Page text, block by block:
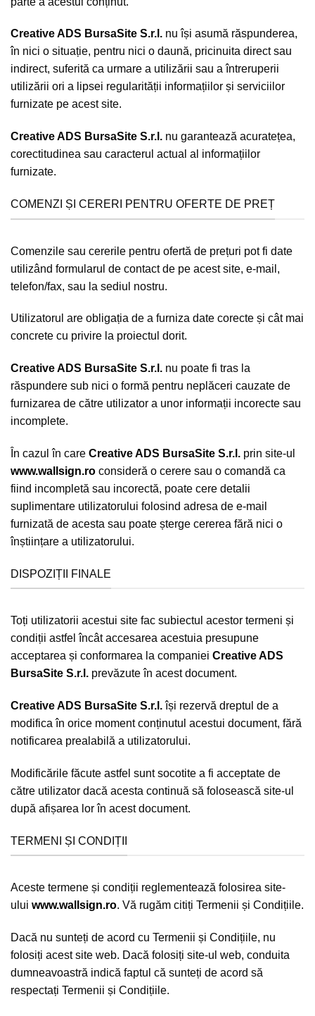
Creative ADS BursaSite S.r.l. nu își asumă răspunderea,
în nici o situație, pentru nici o daună, pricinuita direct sau
indirect, suferită ca urmare a utilizării sau a întreruperii
utilizării ori a lipsei regularității informațiilor și serviciilor
furnizate pe acest site.
Creative ADS BursaSite S.r.l. nu garantează acuratețea,
corectitudinea sau caracterul actual al informațiilor
furnizate.
COMENZI ȘI CERERI PENTRU OFERTE DE PREȚ
Comenzile sau cererile pentru ofertă de prețuri pot fi date
utilizând formularul de contact de pe acest site, e-mail,
telefon/fax, sau la sediul nostru.
Utilizatorul are obligația de a furniza date corecte și cât mai
concrete cu privire la proiectul dorit.
Creative ADS BursaSite S.r.l. nu poate fi tras la
răspundere sub nici o formă pentru neplăceri cauzate de
furnizarea de către utilizator a unor informații incorecte sau
incomplete.
În cazul în care Creative ADS BursaSite S.r.l. prin site-ul
www.wallsign.ro consideră o cerere sau o comandă ca
fiind incompletă sau incorectă, poate cere detalii
suplimentare utilizatorului folosind adresa de e-mail
furnizată de acesta sau poate șterge cererea fără nici o
înștiințare a utilizatorului.
DISPOZIȚII FINALE
Toți utilizatorii acestui site fac subiectul acestor termeni și
condiții astfel încât accesarea acestuia presupune
acceptarea și conformarea la companiei Creative ADS
BursaSite S.r.l. prevăzute în acest document.
Creative ADS BursaSite S.r.l.își rezervă dreptul de a
modifica în orice moment conținutul acestui document, fără
notificarea prealabilă a utilizatorului.
Modificările făcute astfel sunt socotite a fi acceptate de
către utilizator dacă acesta continuă să folosească site-ul
după afișarea lor în acest document.
TERMENI ȘI CONDIȚII
Aceste termene și condiții reglementează folosirea site-
ului www.wallsign.ro. Vă rugăm citiți Termenii și Condițiile.
Dacă nu sunteți de acord cu Termenii și Condițiile, nu
folosiți acest site web. Dacă folosiți site-ul web, conduita
dumneavoastră indică faptul că sunteți de acord să
respectați Termenii și Condițiile.